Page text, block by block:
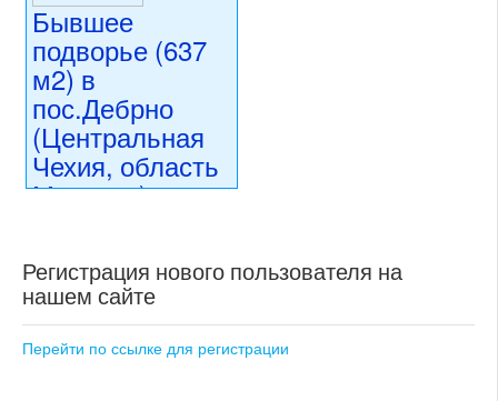
Бывшее
подворье (637
м2) в
пос.Дебрно
(Центральная
Чехия, область
Мельник)
раздел: частные дома или
виллы
номер объекта:20768
Регистрация нового пользователя на
нашем сайте
Перейти по ссылке для регистрации